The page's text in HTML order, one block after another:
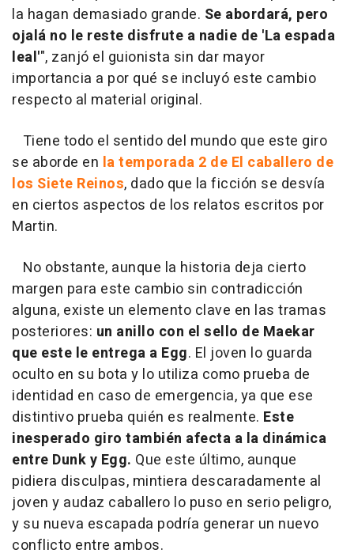
la hagan demasiado grande. Se abordará, pero
ojalá no le reste disfrute a nadie de 'La espada
leal'", zanjó el guionista sin dar mayor
importancia a por qué se incluyó este cambio
respecto al material original.
Tiene todo el sentido del mundo que este giro
se aborde en la temporada 2 de El caballero de
los Siete Reinos, dado que la ficción se desvía
en ciertos aspectos de los relatos escritos por
Martin.
No obstante, aunque la historia deja cierto
margen para este cambio sin contradicción
alguna, existe un elemento clave en las tramas
posteriores: un anillo con el sello de Maekar
que este le entrega a Egg. El joven lo guarda
oculto en su bota y lo utiliza como prueba de
identidad en caso de emergencia, ya que ese
distintivo prueba quién es realmente. Este
inesperado giro también afecta a la dinámica
entre Dunk y Egg. Que este último, aunque
pidiera disculpas, mintiera descaradamente al
joven y audaz caballero lo puso en serio peligro,
y su nueva escapada podría generar un nuevo
conflicto entre ambos.